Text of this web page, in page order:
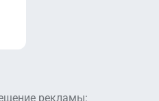
рекламы: